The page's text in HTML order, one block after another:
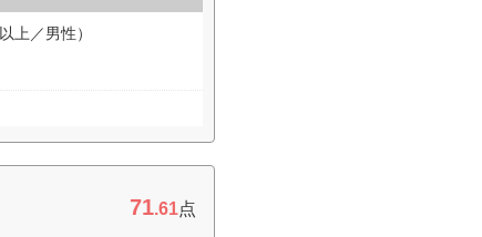
上／男性）
71.61点